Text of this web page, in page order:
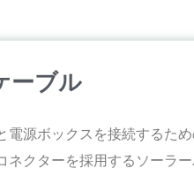
ーブル
電源ボックスを接続するた
ネクターを採用するソーラ